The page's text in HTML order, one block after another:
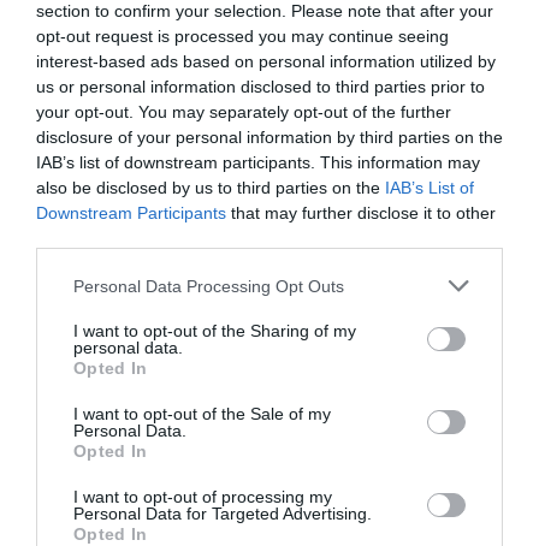
section to confirm your selection. Please note that after your
opt-out request is processed you may continue seeing
interest-based ads based on personal information utilized by
us or personal information disclosed to third parties prior to
your opt-out. You may separately opt-out of the further
disclosure of your personal information by third parties on the
IAB’s list of downstream participants. This information may
also be disclosed by us to third parties on the IAB’s List of
Downstream Participants that may further disclose it to other
Please note that this website/app uses one or more Google
not limited to your visit or usage behaviour. You may click to
grant or deny consent to Google and its third-party tags to
use your data for below specified purposes in below Google
consent section.
Personal Data Processing Opt Outs
I want to opt-out of the Sharing of my
personal data.
Opted In
I want to opt-out of the Sale of my
Personal Data.
Opted In
I want to opt-out of processing my
Personal Data for Targeted Advertising.
Opted In
– A gyerekek számomra az elsők, minden más utánuk
következik. Arra viszont vannak apró trükkjeim, hogyan
szánjak magamra is időt, és ne sokalljak be. Ahhoz, hogy
boldogok legyenek a gyerekeim, boldog anyára van
szükségük, én pedig igyekszem az lenni. Kéthetente
elmegyek kozmetikushoz, ahol testileg és lelkileg is
feltöltődöm, illetve a wellnesshoteleket is meglátogatjuk
olykor a gyerekekkel, barátokkal – mondta Tápai.
Megosztás: Facebook Twitter Pinterest
Korábbi bejegyzések
HASONLÓ BEJEGYZÉSEK